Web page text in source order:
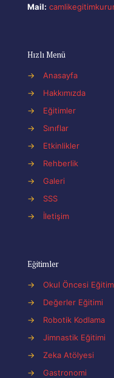
Mail:
Hızlı Menü
→
Anasayfa
→
Hakkımızda
→
Eğitimler
→
Sınıflar
→
Etkinlikler
→
Rehberlik
→
Galeri
→
SSS
→
İletişim
Eğitimler
→
Okul Öncesi Eğitim
→
Değerler Eğitimi
→
Robotik Kodlama
→
Jimnastik Eğitimi
→
Zeka Atölyesi
→
Gastronomi